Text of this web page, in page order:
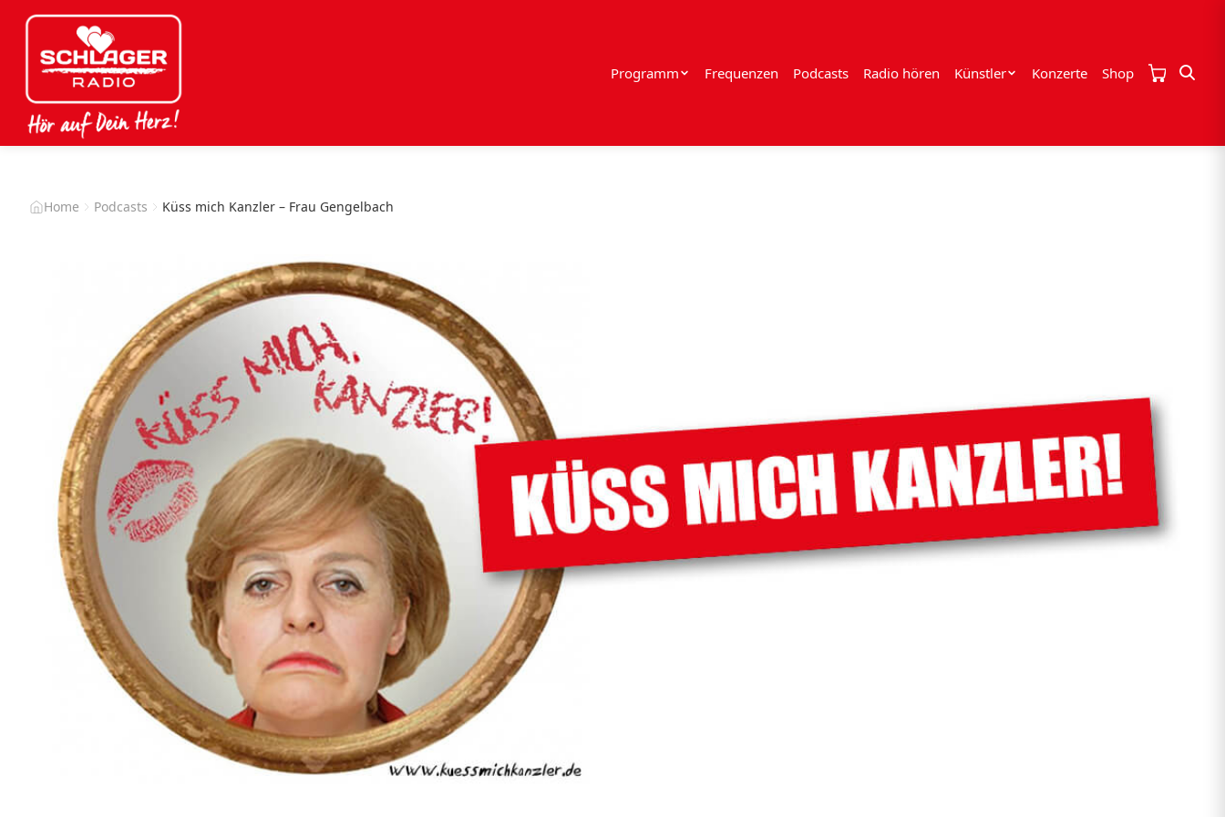
Programm Frequenzen Podcasts Radio hören Künstler Konzerte Shop
Home Podcasts Küss mich Kanzler – Frau Gengelbach